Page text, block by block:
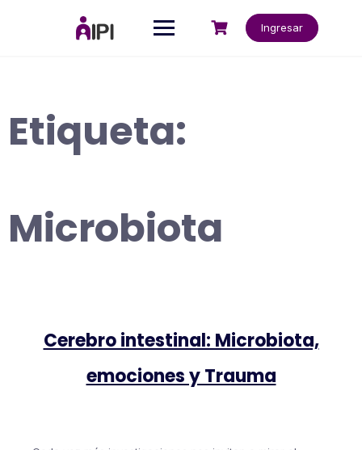
Ingresar
Etiqueta:
Microbiota
Cerebro intestinal: Microbiota,
emociones y Trauma